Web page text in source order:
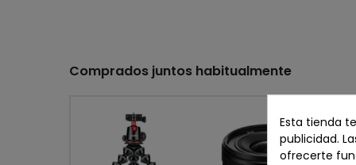
Comprados juntos habitualmente
Esta tienda
publicidad.
ofrecerte